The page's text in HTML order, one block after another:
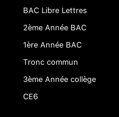
BAC Libre Lettres
2ème Année BAC
1ère Année BAC
Tronc commun
3ème Année collège
CE6